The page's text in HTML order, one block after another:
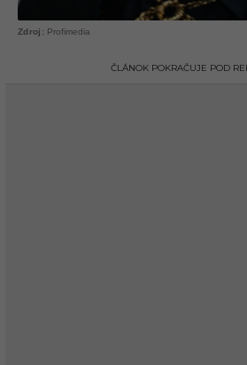
Profimedia
ČLÁNOK POKRAČUJE POD